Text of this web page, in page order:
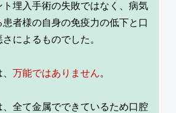
埋入手術の失敗ではなく、 病気
者様の自身の免疫力の低下と口
によるものでした。
万能ではありません。
全て金属でできているため口腔